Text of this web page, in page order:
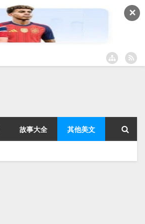
✕
故事大全 其他美文